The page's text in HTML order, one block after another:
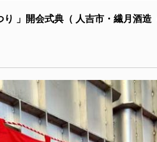
」開会式典（ 人吉市・繊月酒造